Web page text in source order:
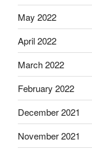
May 2022
April 2022
March 2022
February 2022
December 2021
November 2021